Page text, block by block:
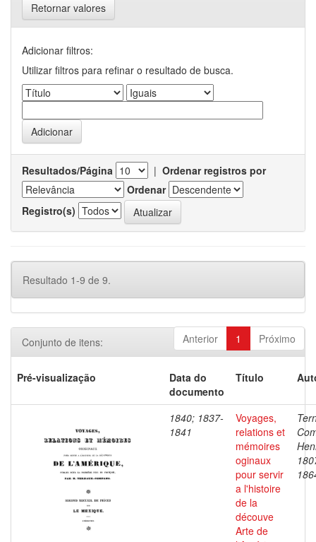
Retornar valores
Adicionar filtros:
Utilizar filtros para refinar o resultado de busca.
Resultados/Página | Ordenar registros por
Ordenar
Registro(s)
Resultado 1-9 de 9.
Anterior 1 Próximo
Conjunto de itens:
Pré-visualização
Data do
documento
Título
1840; 1837-
1841
Voyages,
relations et
mémoires
oginaux
pour servir
a l'histoire
de la
découve
Arte de